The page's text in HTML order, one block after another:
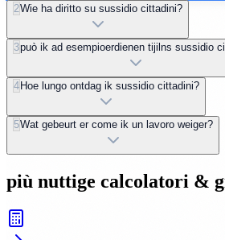
2Wie ha diritto su sussidio cittadini?
3può ik ad esempioerdienen tijilns sussidio
4 Hoe lungo ontdag ik sussidio cittadini?
5Wat gebeurt er come ik un lavoro weiger?
più nuttige calcolatori &